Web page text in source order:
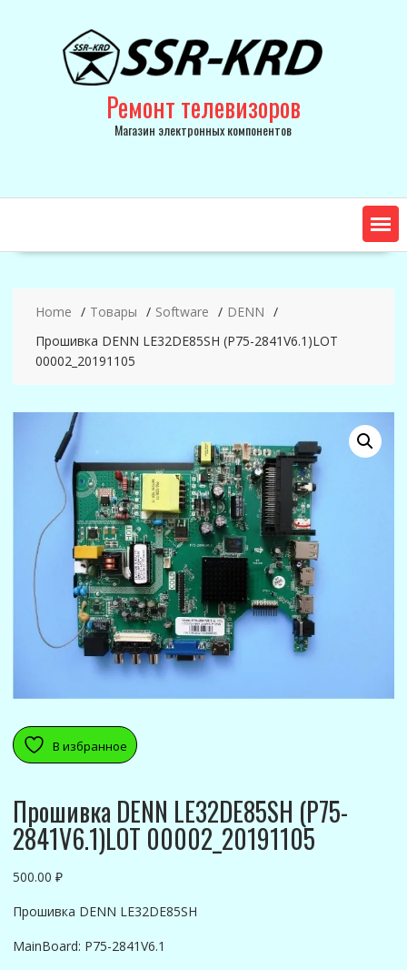
Ремонт телевизоров
Магазин электронных компонентов
Home Товары Software
DENN
Прошивка DENN LE32DE85SH (P75-2841V6.1)LOT
00002_20191105
В избранное
Прошивка DENN LE32DE85SH (P75-
2841V6.1)LOT 00002_20191105
500.00 ₽
Прошивка DENN LE32DE85SH
MainBoard: P75-2841V6.1